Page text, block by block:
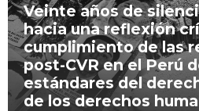
Veinte años de
hacia una reflexión
cumplimiento de las
post-CVR en el Perú
estándares del
de los derechos